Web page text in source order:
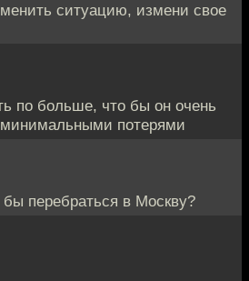
ситуацию, измени свое
по больше, что бы он очень
минимальными потерями
перебраться в Москву?